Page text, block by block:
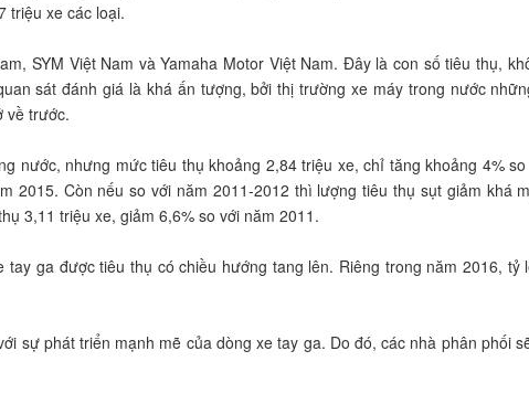
triệu xe các loại.
SYM Việt Nam và Yamaha Motor Việt Nam. Đây là con số tiêu thụ,
sát đánh giá là khá ấn tượng, bởi thị trường xe máy trong nước
về trước.
nước, nhưng mức tiêu thụ khoảng 2,84 triệu xe, chỉ tăng khoảng 4%
2015. Còn nếu so với năm 2011-2012 thì lượng tiêu thụ sụt giảm khá
3,11 triệu xe, giảm 6,6% so với năm 2011.
ga được tiêu thụ có chiều hướng tang lên. Riêng trong năm 2016, tỷ
sự phát triển mạnh mẽ của dòng xe tay ga. Do đó, các nhà phân phối